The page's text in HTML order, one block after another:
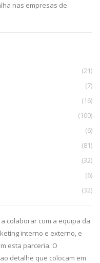
nas empresas de
(21)
(7)
(16)
(100)
(6)
(81)
(32)
(6)
(32)
colaborar com a equipa da
interno e externo, e
esta parceria. O
detalhe que colocam em